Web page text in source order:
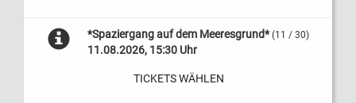
*Spaziergang auf dem Meeresgrund* (11 / 30)
11.08.2026, 15:30 Uhr
TICKETS WÄHLEN